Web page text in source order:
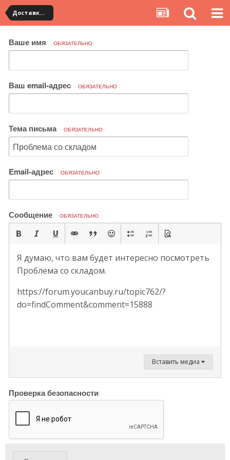
Доставка товара по Китаю
Ваше имя ОБЯЗАТЕЛЬНО
Ваш email-адрес ОБЯЗАТЕЛЬНО
Тема письма ОБЯЗАТЕЛЬНО
Email-адрес ОБЯЗАТЕЛЬНО
Сообщение ОБЯЗАТЕЛЬНО
Я думаю, что вам будет интересно посмотреть
Проблема со складом.
https://forum.youcanbuy.ru/topic762/?
do=findComment&comment=15888
Вставить медиа
Проверка безопасности